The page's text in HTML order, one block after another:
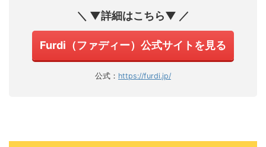
＼ ▼詳細はこちら▼ ／
Furdi（ファディー）公式サイトを見る
公式： https://furdi.jp/